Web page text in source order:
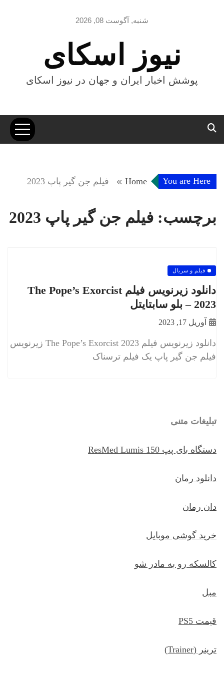
شنبه, آگوست 08, 2026
نیوز اسکای
پوشش اخبار ایران و جهان در نیوز اسکای
You are Here
Home فیلم جن گیر پاپ 2023
برچسب: فیلم جن گیر پاپ 2023
فیلم و سریال
دانلود زیرنویس فیلم The Pope’s Exorcist
2023 – بلو سابتايتل
آوریل 17, 2023
دانلود زیرنویس فیلم The Pope’s Exorcist 2023 زیرنویس
فیلم جن گیر پاپ یک فیلم ترسناک
تبلیغات متنی
دستگاه بای پپ ResMed Lumis 150
دانلود رمان
دان رمان
خرید گوشی موبایل
کالسکه رو به مادر شو
مبل
قیمت PS5
ترينر (Trainer)